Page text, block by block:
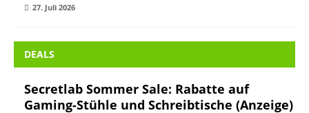
27. Juli 2026
DEALS
Secretlab Sommer Sale: Rabatte auf
Gaming-Stühle und Schreibtische (Anzeige)